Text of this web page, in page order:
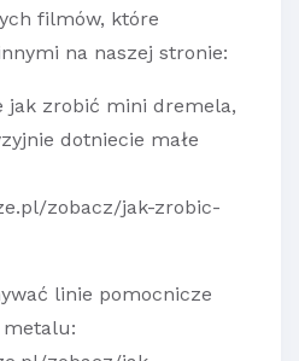
filmów, które
na naszej stronie:
jak zrobić mini dremela,
dotniecie małe
zobacz/jak-zrobic-
linie pomocnicze
metalu: